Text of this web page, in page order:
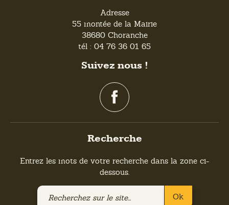
Adresse
55 montée de la Mairie
38680 Choranche
tél : 04 76 36 01 65
Suivez nous !
Recherche
Entrez les mots de votre recherche dans la zone ci-
dessous.
Recherchez
Ok